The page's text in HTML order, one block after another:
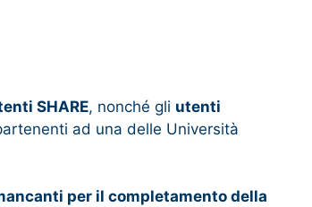
SHARE, nonché gli utenti
ad una delle Università
per il completamento della